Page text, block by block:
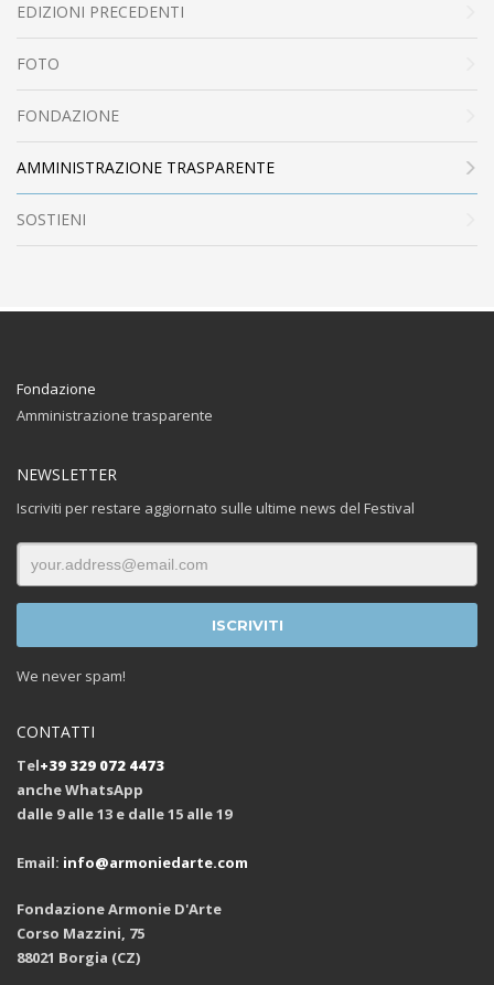
EDIZIONI PRECEDENTI
FOTO
FONDAZIONE
AMMINISTRAZIONE TRASPARENTE
SOSTIENI
Fondazione
Amministrazione trasparente
NEWSLETTER
Iscriviti per restare aggiornato sulle ultime news del Festival
We never spam!
CONTATTI
Tel+39 329 072 4473
anche WhatsApp
dalle 9 alle 13 e dalle 15 alle 19
Email: info@armoniedarte.com
Fondazione Armonie D'Arte
Corso Mazzini, 75
88021 Borgia (CZ)